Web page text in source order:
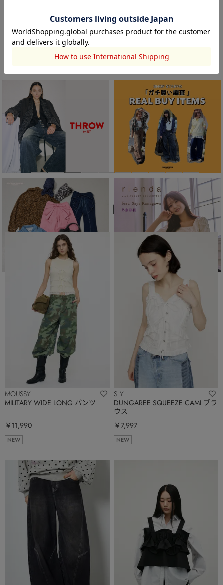
BRAND TOPICS
HOT ITEM
MOUSSY
MILITARY WIDE LONG パンツ
￥11,990
NEW
SLY
DUNGAREE SQUEEZE CAMI ブラ
ウス
￥7,997
NEW